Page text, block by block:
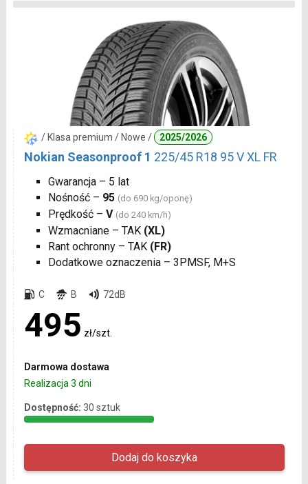
/ Klasa premium / Nowe / 2025/2026
Nokian Seasonproof 1 225/45 R18 95 V XL FR
Gwarancja – 5 lat
Nośność – 95 (do 690 kg/oponę)
Prędkość – V (do 240 km/h)
Wzmacniane – TAK (XL)
Rant ochronny – TAK (FR)
Dodatkowe oznaczenia – 3PMSF, M+S
C B 72dB
495 zł/szt.
Darmowa dostawa
Realizacja 3 dni
Dostępność: 30 sztuk